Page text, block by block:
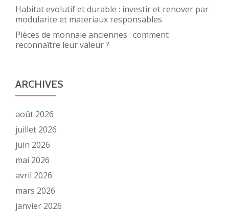
Habitat evolutif et durable : investir et renover par
modularite et materiaux responsables
Pièces de monnaie anciennes : comment
reconnaître leur valeur ?
ARCHIVES
août 2026
juillet 2026
juin 2026
mai 2026
avril 2026
mars 2026
janvier 2026